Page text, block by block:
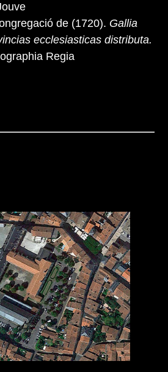
de (1720). Gallia
ecclesiasticas distributa.
Regia